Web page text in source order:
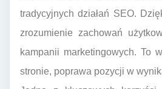
tradycyjnych działań SEO.
zrozumienie zachowań
kampanii marketingowych. To
stronie, poprawa pozycji w